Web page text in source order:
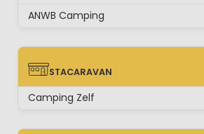
ANWB Camping
STACARAVAN
STACARAVAN
Camping Zelf